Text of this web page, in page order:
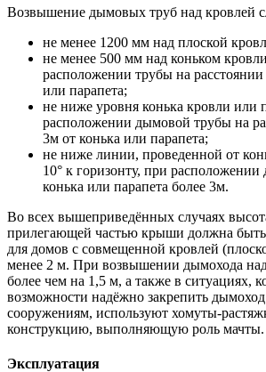
Возвышение дымовых труб над кровлей
не менее 1200 мм над плоской
не менее 500 мм над коньком
расположении трубы на расстоянии
или парапета;
не ниже уровня конька кровли или
расположении дымовой трубы на
3м от конька или парапета;
не ниже линии, проведенной от
10° к горизонту, при
конька или парапета более 3м.
Во всех вышеприведённых случаях
прилегающей частью крыши должна быть
для домов с совмещенной кровлей
менее 2 м. При возвышении дымохода
более чем на 1,5 м, а также в ситуациях,
возможности надёжно закрепить
сооружениям, используют хомуты-
конструкцию, выполняющую роль мачты.
Эксплуатация